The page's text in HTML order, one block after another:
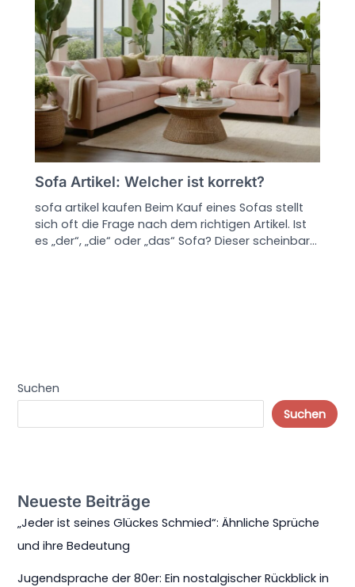
Sofa Artikel: Welcher ist korrekt?
sofa artikel kaufen Beim Kauf eines Sofas stellt
sich oft die Frage nach dem richtigen Artikel. Ist
es „der“, „die“ oder „das“ Sofa? Dieser scheinbar…
Suchen
Suchen
Neueste Beiträge
„Jeder ist seines Glückes Schmied“: Ähnliche Sprüche
und ihre Bedeutung
Jugendsprache der 80er: Ein nostalgischer Rückblick in